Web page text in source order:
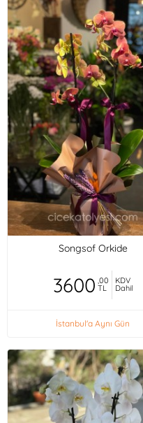
Songsof Orkide
3600 ,00
TL
KDV
Dahil
İstanbul'a Aynı Gün